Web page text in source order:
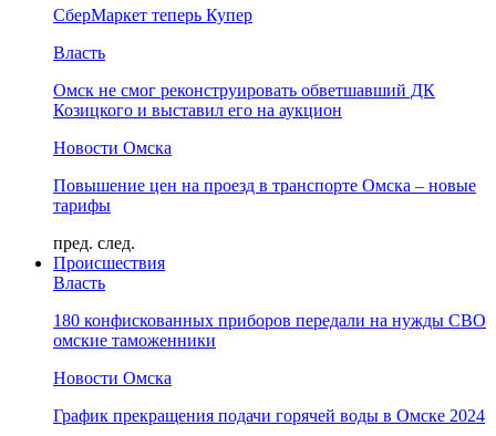
СберМаркет теперь Купер
Власть
Омск не смог реконструировать обветшавший ДК
Козицкого и выставил его на аукцион
Новости Омска
Повышение цен на проезд в транспорте Омска – новые
тарифы
пред. след.
Происшествия
Власть
180 конфискованных приборов передали на нужды СВО
омские таможенники
Новости Омска
График прекращения подачи горячей воды в Омске 2024